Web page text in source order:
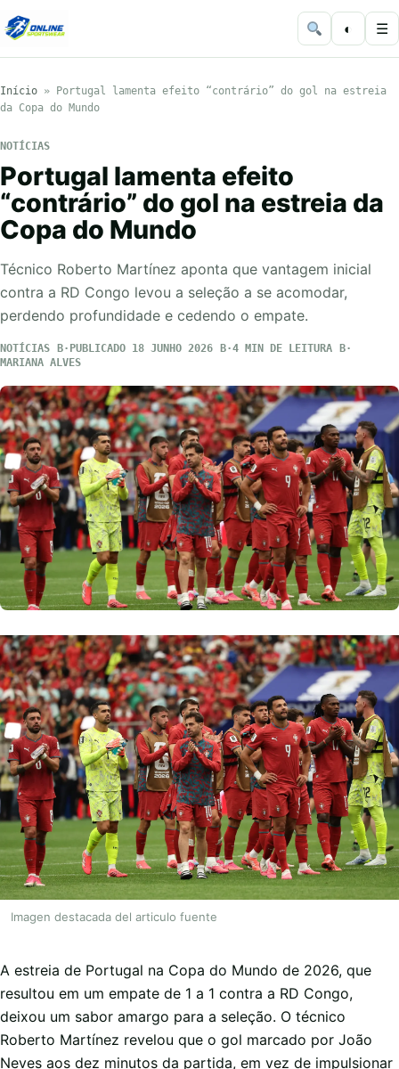
◐ ☰
Início »
Portugal lamenta efeito “contrário” do gol na estreia
da Copa do Mundo
NOTÍCIAS
Portugal lamenta efeito
“contrário” do gol na estreia da
Copa do Mundo
Técnico Roberto Martínez aponta que vantagem inicial
contra a RD Congo levou a seleção a se acomodar,
perdendo profundidade e cedendo o empate.
NOTÍCIAS PUBLICADO 18 JUNHO 2026
4 MIN DE LEITURA
MARIANA ALVES
Imagen destacada del articulo fuente
A estreia de Portugal na Copa do Mundo de 2026, que
resultou em um empate de 1 a 1 contra a RD Congo,
deixou um sabor amargo para a seleção. O técnico
Roberto Martínez revelou que o gol marcado por João
Neves aos dez minutos da partida, em vez de impulsionar